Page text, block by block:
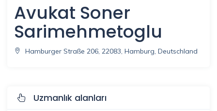
Avukat Soner
Sarimehmetoglu
Hamburger Straße 206, 22083, Hamburg, Deutschland
Uzmanlık alanları